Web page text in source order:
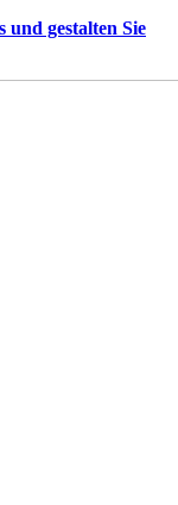
und gestalten Sie